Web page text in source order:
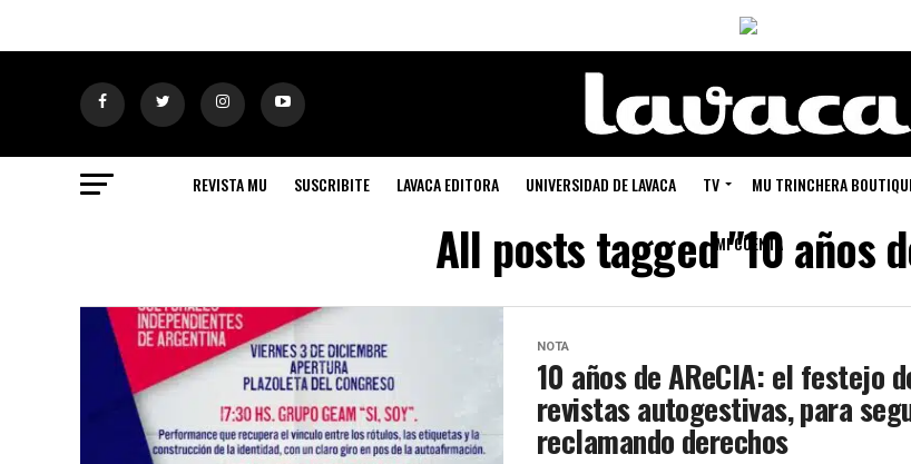
REVISTA MU SUSCRIBITE LAVACA EDITORA UNIVERSIDAD DE LAVACA TV MU TRINCHERA
MI CUENTA
All posts tagged "10 años
NOTA
10 años de AReCIA: el festejo
revistas autogestivas, para
reclamando derechos